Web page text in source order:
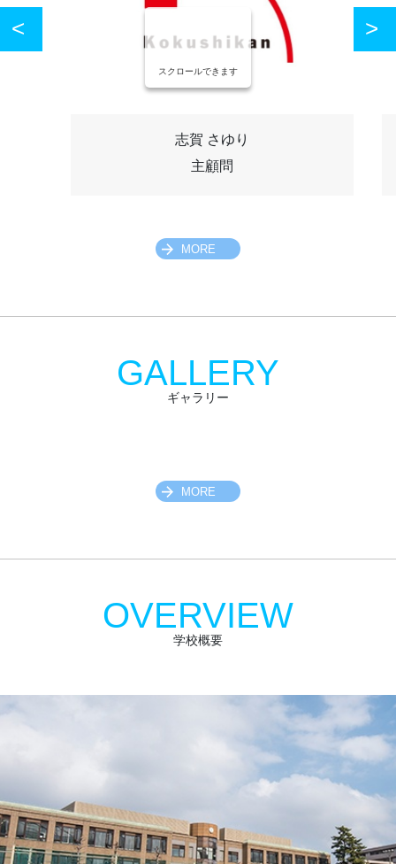
志賀 さゆり
主顧問
スクロールできます
MORE
ギャラリー
GALLERY
MORE
学校概要
OVERVIEW